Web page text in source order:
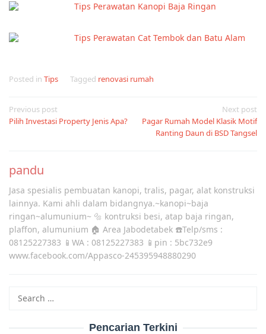
Tips Perawatan Kanopi Baja Ringan
Tips Perawatan Cat Tembok dan Batu Alam
Posted in Tips Tagged renovasi rumah
Post
navigation
Previous post
Pilih Investasi Property Jenis Apa?
Next post
Pagar Rumah Model Klasik Motif
Ranting Daun di BSD Tangsel
pandu
Jasa spesialis pembuatan kanopi, tralis, pagar, alat konstruksi
lainnya. Kami ahli dalam bidangnya.~kanopi~baja
ringan~alumunium~ 🔩 kontruksi besi, atap baja ringan,
plaffon, alumunium 🏠 Area Jabodetabek ☎️Telp/sms :
08125227383 📱WA : 08125227383 📱pin : 5bc732e9
www.facebook.com/Appasco-245395948880290
for:
Pencarian Terkini